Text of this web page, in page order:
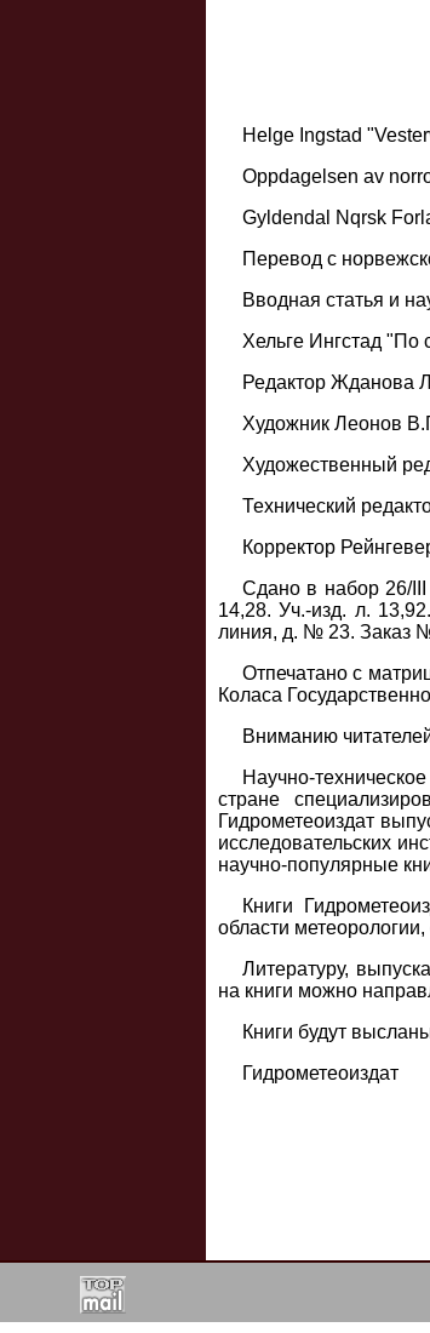
Helge Ingstad
Oppdagelsen av
Gyldendal Nqrsk
Перевод с
Вводная статья и
Хельге Ингстад "По
Редактор Жданова
Художник Леонов
Художественный
Технический
Корректор
Сдано в набор 26/III
14,28. Уч.-изд. л.
линия, д. № 23. Заказ
Отпечатано с
Коласа
Вниманию
Научно-
стране
Гидрометеоиздат
исследовательских
научно-популярные
Книги
области
Литературу,
на книги можно
Книги будут
Гидрометеоиздат